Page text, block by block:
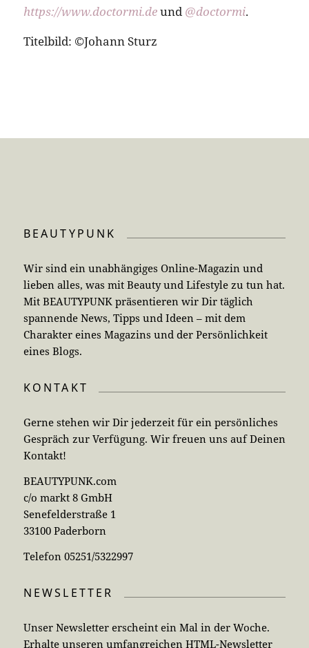
https://www.doctormi.deund @doctormi.
Titelbild: ©Johann Sturz
BEAUTYPUNK
Wir sind ein unabhängiges Online-Magazin und
lieben alles, was mit Beauty und Lifestyle zu tun hat.
Mit BEAUTYPUNK präsentieren wir Dir täglich
spannende News, Tipps und Ideen – mit dem
Charakter eines Magazins und der Persönlichkeit
eines Blogs.
KONTAKT
Gerne stehen wir Dir jederzeit für ein persönliches
Gespräch zur Verfügung. Wir freuen uns auf Deinen
Kontakt!
BEAUTYPUNK.com
c/o markt 8 GmbH
Senefelderstraße 1
33100 Paderborn
Telefon 05251/5322997
NEWSLETTER
Unser Newsletter erscheint ein Mal in der Woche.
Erhalte unseren umfangreichen HTML-Newsletter